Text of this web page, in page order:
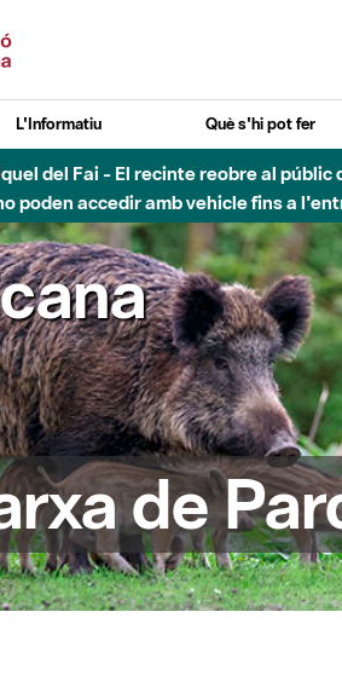
L'Informatiu Què s'hi pot fer
del Fai - El recinte reobre al
poden accedir amb vehicle fins a
de